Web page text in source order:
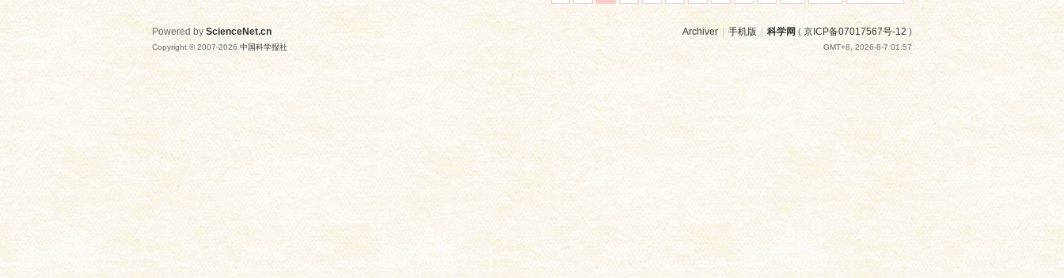
Archiver 手机版 | 科学网 ( 京ICP备07017567号-12 )
GMT+8, 2026-8-7 01:57
Powered by ScienceNet.cn
Copyright © 2007-2026 中国科学报社